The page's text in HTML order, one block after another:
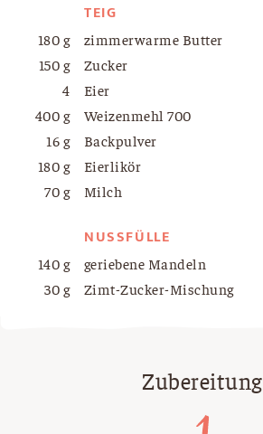
TEIG
180 g
zimmerwarme Butter
150 g
Zucker
4
Eier
400 g
Weizenmehl 700
16 g
Backpulver
180 g
Eierlikör
70 g
Milch
NUSSFÜLLE
140 g
geriebene Mandeln
30 g
Zimt-Zucker-Mischung
Zubereitung